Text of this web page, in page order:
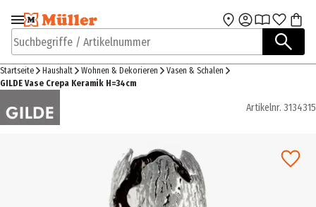
Zur Navigation
springen
Zum Hauptinhalt
Suchbegriffe / Artikelnummer
Startseite Haushalt Wohnen & Dekorieren
Vasen & Schalen
GILDE Vase Crepa Keramik H=34cm
Artikelnr. 3134315